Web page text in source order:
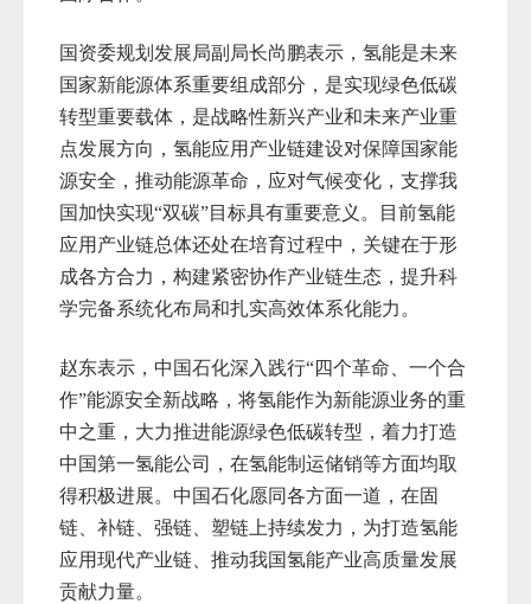
国资委规划发展局副局长尚鹏表示，氢能是未来
国家新能源体系重要组成部分，是实现绿色低碳
转型重要载体，是战略性新兴产业和未来产业重
点发展方向，氢能应用产业链建设对保障国家能
源安全，推动能源革命，应对气候变化，支撑我
国加快实现“双碳”目标具有重要意义。目前氢能
应用产业链总体还处在培育过程中，关键在于形
成各方合力，构建紧密协作产业链生态，提升科
学完备系统化布局和扎实高效体系化能力。
赵东表示，中国石化深入践行“四个革命、一个合
作”能源安全新战略，将氢能作为新能源业务的重
中之重，大力推进能源绿色低碳转型，着力打造
中国第一氢能公司，在氢能制运储销等方面均取
得积极进展。中国石化愿同各方面一道，在固
链、补链、强链、塑链上持续发力，为打造氢能
应用现代产业链、推动我国氢能产业高质量发展
贡献力量。